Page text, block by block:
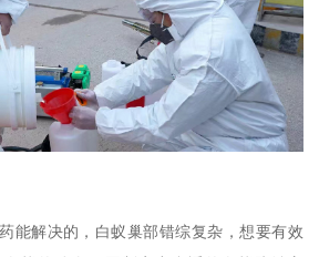
能解决的，白蚁巢部错综复杂，想要有效